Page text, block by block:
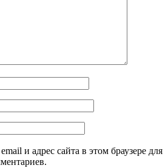
и адрес сайта в этом браузере для